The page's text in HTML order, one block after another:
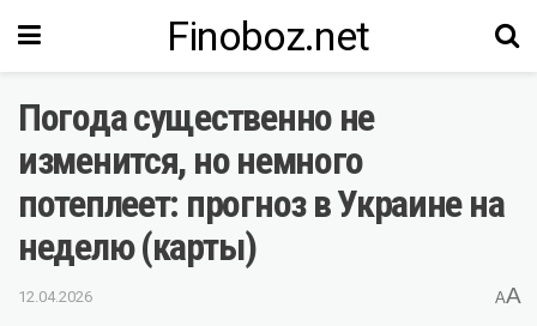
Finoboz.net
Погода существенно не
изменится, но немного
потеплеет: прогноз в Украине на
неделю (карты)
12.04.2026 AA